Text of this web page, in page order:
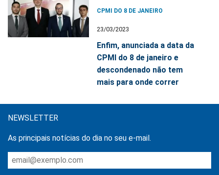
CPMI DO 8 DE JANEIRO
23/03/2023
Enfim, anunciada a data da
CPMI do 8 de janeiro e
descondenado não tem
mais para onde correr
NEWSLETTER
As principais notícias do dia no seu e-mail.